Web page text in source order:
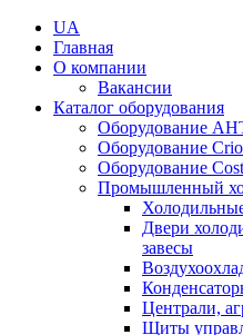
UA
Главная
О компании
Вакансии
Каталог оборудования
Оборудование
Оборудование
Оборудование
Промышленный
Двери
завесы
Централи,
Щиты